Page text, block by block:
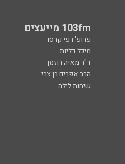
103fm מייעצים
פרופ' רפי קרסו
מיכל דליות
ד"ר מאיה רוזמן
הרב אפרים בן צבי
שיחות לילה